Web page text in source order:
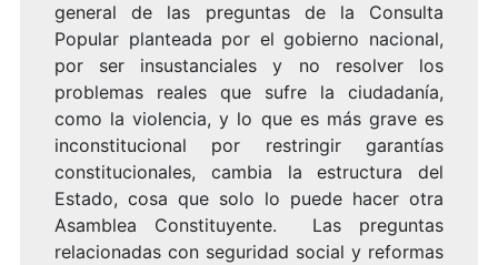
general de las preguntas de la Consulta
Popular planteada por el gobierno nacional,
por ser insustanciales y no resolver los
problemas reales que sufre la ciudadanía,
como la violencia, y lo que es más grave es
inconstitucional por restringir garantías
constitucionales, cambia la estructura del
Estado, cosa que solo lo puede hacer otra
Asamblea Constituyente. Las preguntas
relacionadas con seguridad social y reformas